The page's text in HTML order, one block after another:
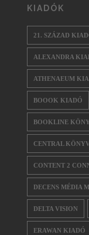
KIADÓK
21. SZÁZAD
ALEXANDRA
ATHENAEUM
BOOOK KIADÓ
BOOKLINE
CENTRAL
CONTENT 2
DECENS MÉDIA
DELTA VISION
ERAWAN KIADÓ